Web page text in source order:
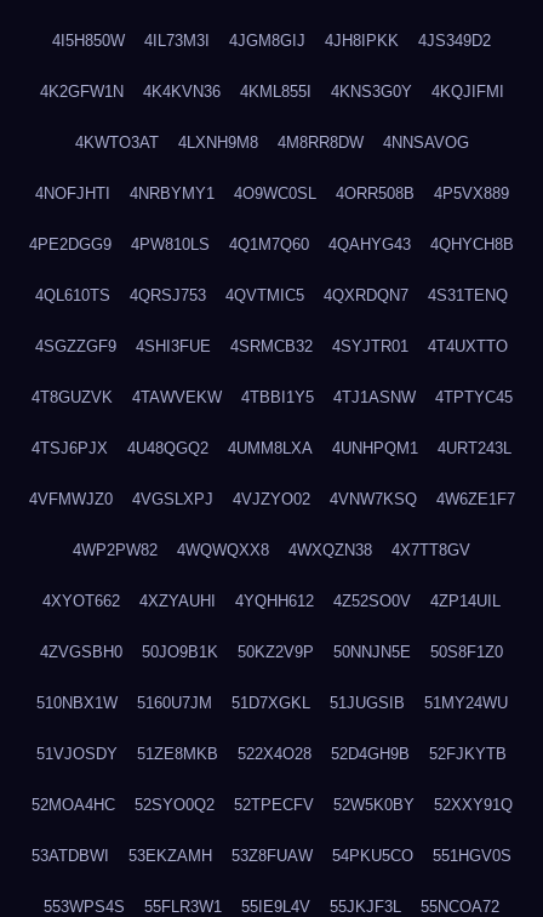
4I5H850W 4IL73M3I 4JGM8GIJ 4JH8IPKK 4JS349D2
4K2GFW1N 4K4KVN36 4KML855I 4KNS3G0Y 4KQJIFMI
4KWTO3AT 4LXNH9M8 4M8RR8DW 4NNSAVOG
4NOFJHTI 4NRBYMY1 4O9WC0SL 4ORR508B 4P5VX889
4PE2DGG9 4PW810LS 4Q1M7Q60 4QAHYG43 4QHYCH8B
4QL610TS 4QRSJ753 4QVTMIC5 4QXRDQN7 4S31TENQ
4SGZZGF9 4SHI3FUE 4SRMCB32 4SYJTR01 4T4UXTTO
4T8GUZVK 4TAWVEKW 4TBBI1Y5 4TJ1ASNW 4TPTYC45
4TSJ6PJX 4U48QGQ2 4UMM8LXA 4UNHPQM1 4URT243L
4VFMWJZ0 4VGSLXPJ 4VJZYO02 4VNW7KSQ 4W6ZE1F7
4WP2PW82 4WQWQXX8 4WXQZN38 4X7TT8GV
4XYOT662 4XZYAUHI 4YQHH612 4Z52SO0V 4ZP14UIL
4ZVGSBH0 50JO9B1K 50KZ2V9P 50NNJN5E 50S8F1Z0
510NBX1W 5160U7JM 51D7XGKL 51JUGSIB 51MY24WU
51VJOSDY 51ZE8MKB 522X4O28 52D4GH9B 52FJKYTB
52MOA4HC 52SYO0Q2 52TPECFV 52W5K0BY 52XXY91Q
53ATDBWI 53EKZAMH 53Z8FUAW 54PKU5CO 551HGV0S
553WPS4S 55FLR3W1 55IE9L4V 55JKJF3L 55NCOA72